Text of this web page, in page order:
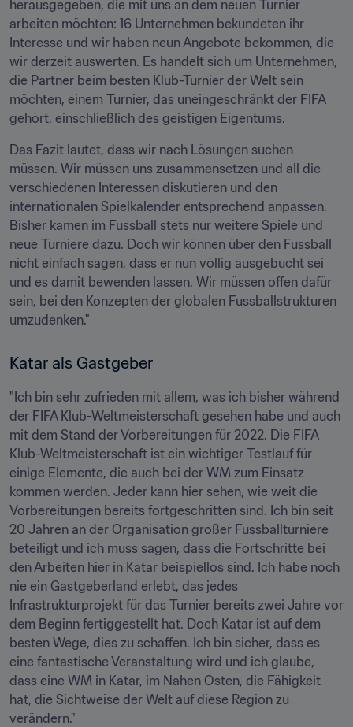
herausgegeben, die mit uns an dem neuen Turnier
arbeiten möchten: 16 Unternehmen bekundeten ihr
Interesse und wir haben neun Angebote bekommen, die
wir derzeit auswerten. Es handelt sich um Unternehmen,
die Partner beim besten Klub-Turnier der Welt sein
möchten, einem Turnier, das uneingeschränkt der FIFA
gehört, einschließlich des geistigen Eigentums.
Das Fazit lautet, dass wir nach Lösungen suchen
müssen. Wir müssen uns zusammensetzen und all die
verschiedenen Interessen diskutieren und den
internationalen Spielkalender entsprechend anpassen.
Bisher kamen im Fussball stets nur weitere Spiele und
neue Turniere dazu. Doch wir können über den Fussball
nicht einfach sagen, dass er nun völlig ausgebucht sei
und es damit bewenden lassen. Wir müssen offen dafür
sein, bei den Konzepten der globalen Fussballstrukturen
umzudenken."
Katar als Gastgeber
"Ich bin sehr zufrieden mit allem, was ich bisher während
der FIFA Klub-Weltmeisterschaft gesehen habe und auch
mit dem Stand der Vorbereitungen für 2022. Die FIFA
Klub-Weltmeisterschaft ist ein wichtiger Testlauf für
einige Elemente, die auch bei der WM zum Einsatz
kommen werden. Jeder kann hier sehen, wie weit die
Vorbereitungen bereits fortgeschritten sind. Ich bin seit
20 Jahren an der Organisation großer Fussballturniere
beteiligt und ich muss sagen, dass die Fortschritte bei
den Arbeiten hier in Katar beispiellos sind. Ich habe noch
nie ein Gastgeberland erlebt, das jedes
Infrastrukturprojekt für das Turnier bereits zwei Jahre vor
dem Beginn fertiggestellt hat. Doch Katar ist auf dem
besten Wege, dies zu schaffen. Ich bin sicher, dass es
eine fantastische Veranstaltung wird und ich glaube,
dass eine WM in Katar, im Nahen Osten, die Fähigkeit
hat, die Sichtweise der Welt auf diese Region zu
verändern."